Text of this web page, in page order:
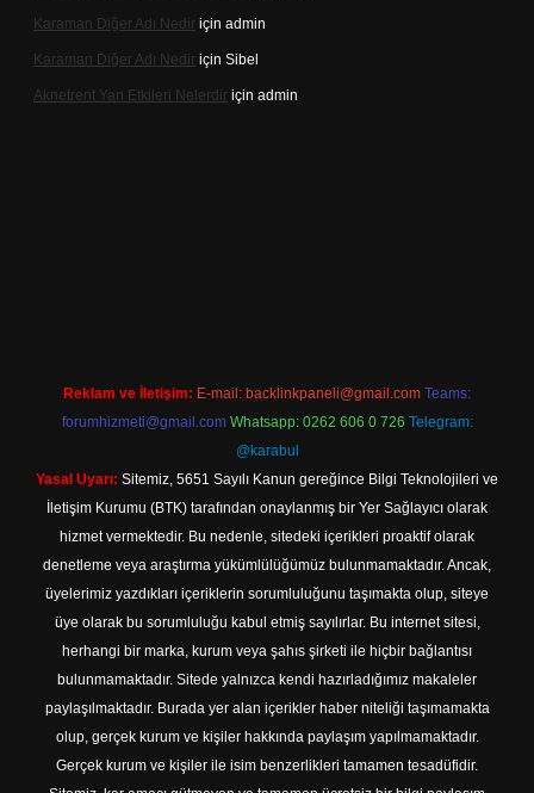
Karaman Diğer Adı Nedir için admin
Karaman Diğer Adı Nedir için Sibel
Aknetrent Yan Etkileri Nelerdir için admin
Reklam ve İletişim: E-mail: backlinkpaneli@gmail.com Teams:
forumhizmeti@gmail.com Whatsapp: 0262 606 0 726 Telegram:
@karabul
Yasal Uyarı: Sitemiz, 5651 Sayılı Kanun gereğince Bilgi Teknolojileri ve
İletişim Kurumu (BTK) tarafından onaylanmış bir Yer Sağlayıcı olarak
hizmet vermektedir. Bu nedenle, sitedeki içerikleri proaktif olarak
denetleme veya araştırma yükümlülüğümüz bulunmamaktadır. Ancak,
üyelerimiz yazdıkları içeriklerin sorumluluğunu taşımakta olup, siteye
üye olarak bu sorumluluğu kabul etmiş sayılırlar. Bu internet sitesi,
herhangi bir marka, kurum veya şahıs şirketi ile hiçbir bağlantısı
bulunmamaktadır. Sitede yalnızca kendi hazırladığımız makaleler
paylaşılmaktadır. Burada yer alan içerikler haber niteliği taşımamakta
olup, gerçek kurum ve kişiler hakkında paylaşım yapılmamaktadır.
Gerçek kurum ve kişiler ile isim benzerlikleri tamamen tesadüfidir.